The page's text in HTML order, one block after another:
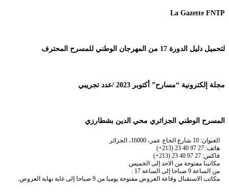
La Gazette FNTP
لتحميل دليل الدورة 17 من المهرجان الوطني للمسرح المحترف
مجلة إلكترونية “مسارح” أكتوبر 2023 /عدد تجريبي
المسرح الوطني الجزائري محي الدين بشطارزي
العنوان: 10 شارع الحاج عمر، 16000، الجزائر
هاتف: 27 97 40 23 (213+)
فاكس: 27 97 40 23 (213+)
مكاتبنا مفتوحة من الاحد إلى الخميس
من الساعة 9 صباحا إلى الساعة 17 .
مكاتب الاستقبال وقاعة العروض مفتوحة يوميا من 9 صباحا إلى غاية نهاية العروض.